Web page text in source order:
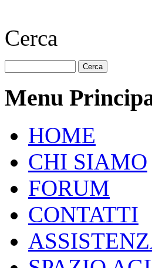
Cerca
Menu
HOME
CHI SIAMO
FORUM
CONTATTI